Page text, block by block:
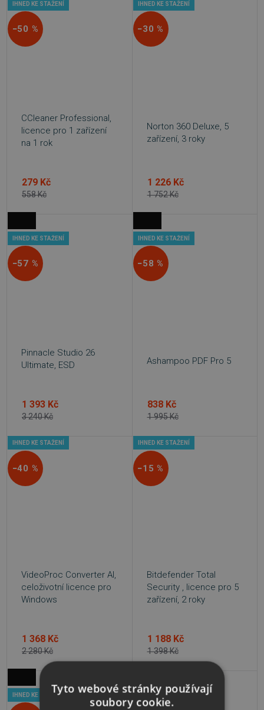
IHNED KE STAŽENÍ
−50 %
CCleaner Professional,
licence pro 1 zařízení
na 1 rok
558 Kč
279 Kč
IHNED KE STAŽENÍ
−30 %
Norton 360 Deluxe, 5
zařízení, 3 roky
1 752 Kč
1 226 Kč
IHNED KE STAŽENÍ
−57 %
Pinnacle Studio 26
Ultimate, ESD
3 240 Kč
1 393 Kč
IHNED KE STAŽENÍ
−58 %
Ashampoo PDF Pro 5
1 995 Kč
838 Kč
IHNED KE STAŽENÍ
−40 %
VideoProc Converter AI,
celoživotní licence pro
Windows
2 280 Kč
1 368 Kč
IHNED KE STAŽENÍ
−15 %
Bitdefender Total
Security , licence pro 5
zařízení, 2 roky
1 398 Kč
1 188 Kč
IHNED KE STAŽENÍ IHNED KE STAŽENÍ
Tyto webové stránky používají
soubory cookie.